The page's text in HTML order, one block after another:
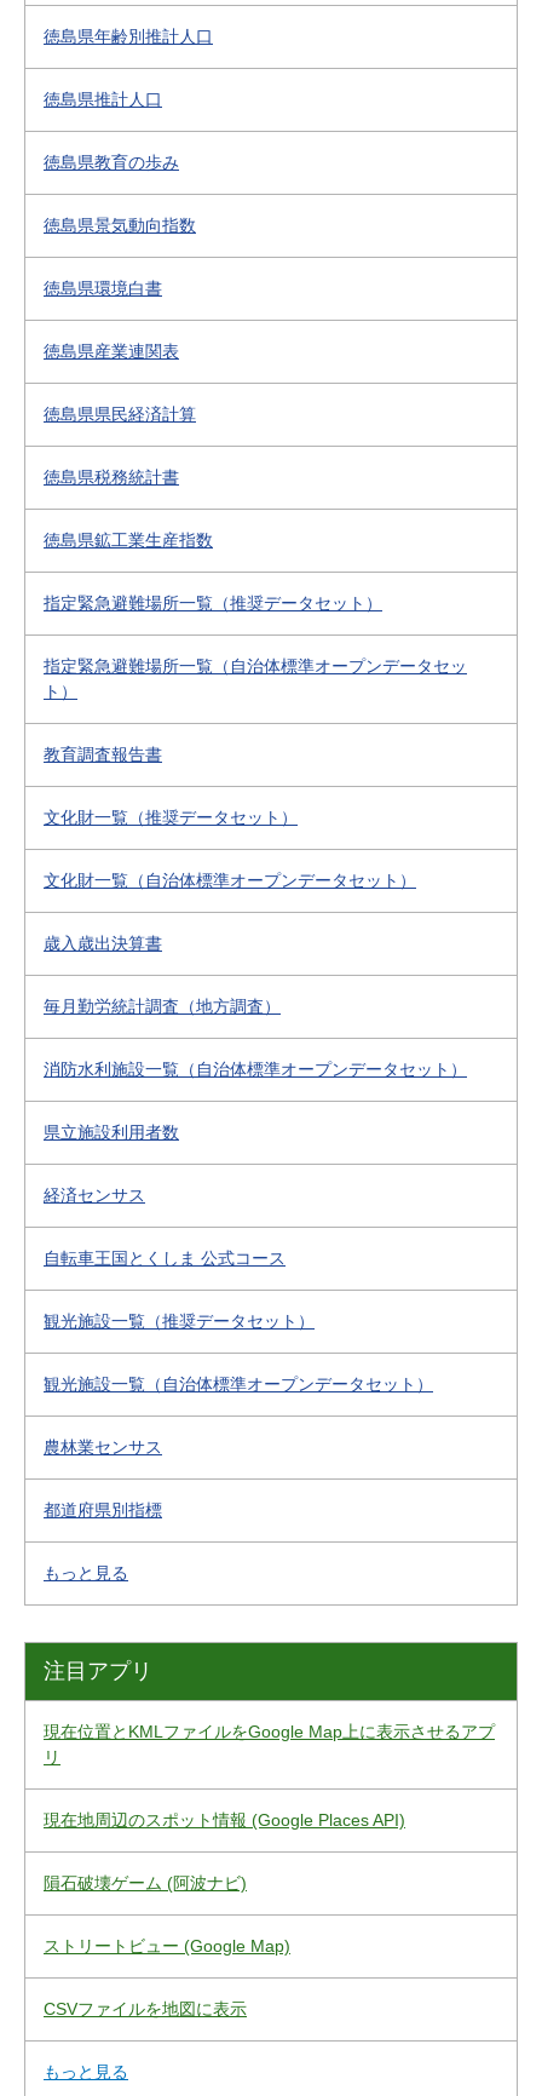
徳島県年齢別推計人口
徳島県推計人口
徳島県教育の歩み
徳島県景気動向指数
徳島県環境白書
徳島県産業連関表
徳島県県民経済計算
徳島県税務統計書
徳島県鉱工業生産指数
指定緊急避難場所一覧（推奨データセット）
指定緊急避難場所一覧（自治体標準オープンデータセッ
ト）
教育調査報告書
文化財一覧（推奨データセット）
文化財一覧（自治体標準オープンデータセット）
歳入歳出決算書
毎月勤労統計調査（地方調査）
消防水利施設一覧（自治体標準オープンデータセット）
県立施設利用者数
経済センサス
自転車王国とくしま 公式コース
観光施設一覧（推奨データセット）
観光施設一覧（自治体標準オープンデータセット）
農林業センサス
都道府県別指標
もっと見る
注目アプリ
現在位置とKMLファイルをGoogle Map上に表示させるアプ
リ
現在地周辺のスポット情報 (Google Places API)
隕石破壊ゲーム (阿波ナビ)
ストリートビュー (Google Map)
CSVファイルを地図に表示
もっと見る